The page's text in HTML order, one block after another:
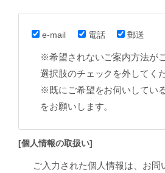
e-mail 電話 郵送
※希望されないご案内方法が
選択肢のチェックを外してくだ
※既にご希望をお伺いしてい
をお願いします。
[個人情報の取扱い]
ご入力された個人情報は、お問